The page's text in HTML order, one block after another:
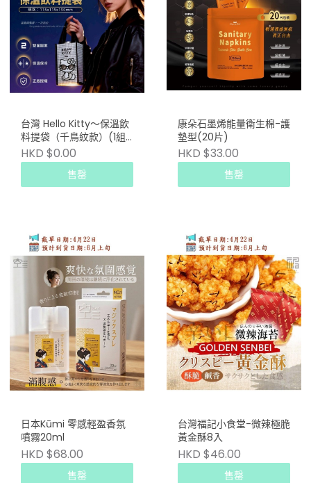
台灣 Hello Kitty～保溫飲
料提袋（千鳥紋款）(1組2
個)
HKD $0.00
售罄
康朵石墨烯能量衛生棉-護
墊型(20片)
HKD $33.00
售罄
日本Kūmi 零感輕盈香氛
噴霧20ml
HKD $68.00
售罄
台灣福記小食堂-微辣極脆
黃金酥8入
HKD $46.00
售罄